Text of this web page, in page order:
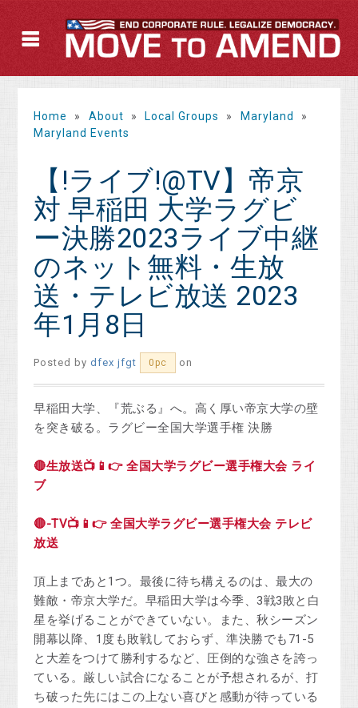
Home » About » Local Groups » Maryland
»
Maryland Events
【!ライブ!@TV】帝京
対 早稲田 大学ラグビ
ー決勝2023ライブ中継
のネット無料・生放
送・テレビ放送 2023
年1月8日
Posted bydfex jfgt 0pc on
早稲田大学、『荒ぶる』へ。高く厚い帝京大学の壁
を突き破る。ラグビー全国大学選手権 決勝
🔴生放送📺📱👉 全国大学ラグビー選手権大会 ライ
ブ
🔴-TV📺📱👉 全国大学ラグビー選手権大会 テレビ
放送
頂上まであと1つ。最後に待ち構えるのは、最大の
難敵・帝京大学だ。早稲田大学は今季、3戦3敗と白
星を挙げることができていない。また、秋シーズン
開幕以降、1度も敗戦しておらず、準決勝でも71-5
と大差をつけて勝利するなど、圧倒的な強さを誇っ
ている。厳しい試合になることが予想されるが、打
ち破った先にはこの上ない喜びと感動が待っている